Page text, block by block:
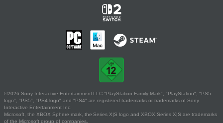
©2026 Sony Interactive Entertainment LLC."PlayStation Family Mark", "PlayStation", "PS5
logo", "PS5", "PS4 logo" and "PS4" are registered trademarks or trademarks of Sony
Interactive Entertainment Inc.
Microsoft, the XBOX Sphere mark, the Series X|S logo and XBOX Series X|S are trademarks
of the Microsoft group of companies.